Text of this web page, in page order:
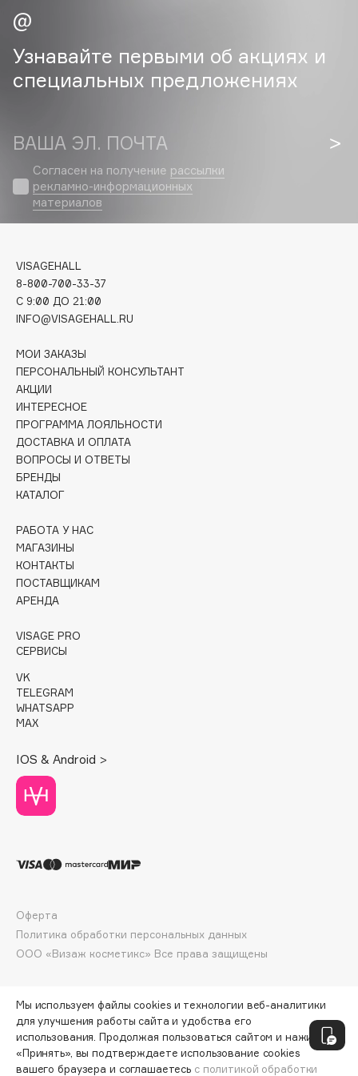
Cadence
Capelli Dorati
Carbon Theory
Catrice
Celimax
Cettua
Chupa Chups
Clinique
Clive Christian
Collagenina
Consly
Corimo
CosRX
Cottolina
Crescina
Cunzite
Curaprox
D
DABO
Darphin
Davines
Deonica
Dessange
Dior
Divage
Dolce & Gabbana
Dorco
Dr. Vranjes Firenze
Dr.Althea
Dr.Ceuracle
DSD de Luxe
Dyson
Узнавайте первыми об акциях и
специальных предложениях
ВАША ЭЛ. ПОЧТА
Согласен на получение рассылки
рекламно-информационных
материалов
VISAGEHALL
8-800-700-33-37
C 9:00 ДО 21:00
INFO@VISAGEHALL.RU
МОИ ЗАКАЗЫ
ПЕРСОНАЛЬНЫЙ КОНСУЛЬТАНТ
АКЦИИ
ИНТЕРЕСНОЕ
ПРОГРАММА ЛОЯЛЬНОСТИ
ДОСТАВКА И ОПЛАТА
ВОПРОСЫ И ОТВЕТЫ
БРЕНДЫ
КАТАЛОГ
РАБОТА У НАС
МАГАЗИНЫ
КОНТАКТЫ
ПОСТАВЩИКАМ
АРЕНДА
VISAGE PRO
СЕРВИСЫ
VK
TELEGRAM
WHATSAPP
MAX
IOS & Android >
ООО «Визаж косметикс» Все права защищены
Оферта
Политика обработки персональных данных
Мы используем файлы cookies и технологии веб-аналитики
для улучшения работы сайта и удобства его
использования. Продолжая пользоваться сайтом и нажимая
«Принять», вы подтверждаете использование cookies
вашего браузера и соглашаетесь с политикой обработки